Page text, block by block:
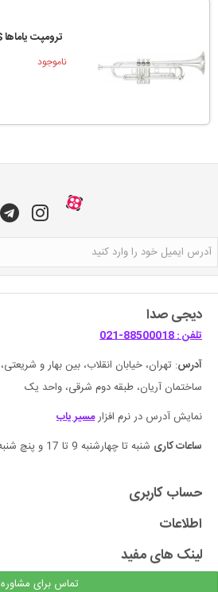
ترومپت یاماها YAMAHA YTR9335 NYS
ناموجود
دیجی صدا
تلفن : 88500018-021
آدرس: تهران، خیابان انقلاب، بین بهار و شریعتی،
ساختمان آریان، طبقه دوم شرقی، واحد یک
نمایش آدرس در نرم افزارمسیر یاب
ساعات کاری شنبه تا چهارشنبه 9 تا 17 و پنچ شنبه 9 تا 13:30
حساب کاربری
اطلاعات
لینک های مفید
تماس برای مشاوره